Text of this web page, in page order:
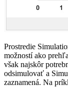
Prostredie
možností ako
však najskôr
odsimulovať a
zaznamená. Na